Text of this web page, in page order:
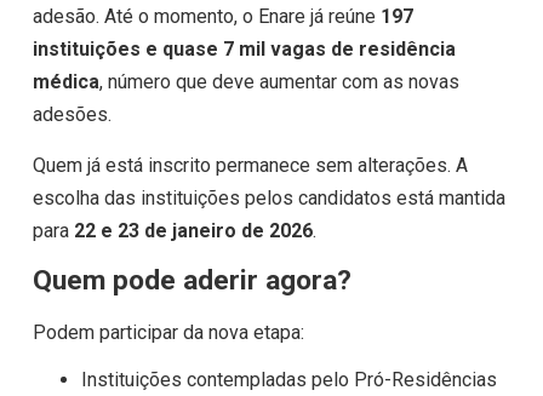
adesão. Até o momento, o Enare já reúne 197
instituições e quase 7 mil vagas de residência
médica, número que deve aumentar com as novas
adesões.
Quem já está inscrito permanece sem alterações. A
escolha das instituições pelos candidatos está mantida
para 22 e 23 de janeiro de 2026.
Quem pode aderir agora?
Podem participar da nova etapa:
Instituições contempladas pelo Pró-Residências